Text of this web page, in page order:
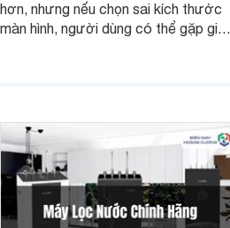
hơn, nhưng nếu chọn sai kích thước
màn hình, người dùng có thể gặp giao